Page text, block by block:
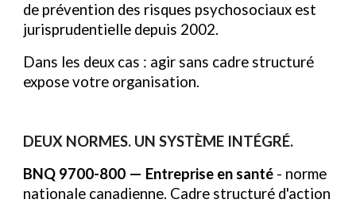
de prévention des risques psychosociaux est
jurisprudentielle depuis 2002.
Dans les deux cas : agir sans cadre structuré
expose votre organisation.
DEUX NORMES. UN SYSTÈME INTÉGRÉ.
BNQ 9700-800 — Entreprise en santé - norme
nationale canadienne. Cadre structuré d'action